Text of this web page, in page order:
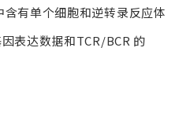
有单个细胞和逆转录反应体
表达数据和TCR/BCR 的